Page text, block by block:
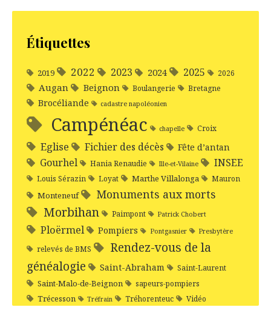
Étiquettes
2019 2022 2023 2024 2025 2026
Augan Beignon Boulangerie Bretagne
Brocéliande cadastre napoléonien
Campénéac chapelle Croix
Eglise Fichier des décès Fête d’antan
Gourhel Hania Renaudie Ille-et-Vilaine INSEE
Louis Sérazin Loyat Marthe Villalonga Mauron
Monteneuf Monuments aux morts
Morbihan Paimpont Patrick Chobert
Ploërmel Pompiers Pontgasnier Presbytère
relevés de BMS
Rendez-vous de la
généalogie
Saint-Abraham Saint-Laurent
Saint-Malo-de-Beignon sapeurs-pompiers
Trécesson Tréfrain Tréhorenteuc Vidéo